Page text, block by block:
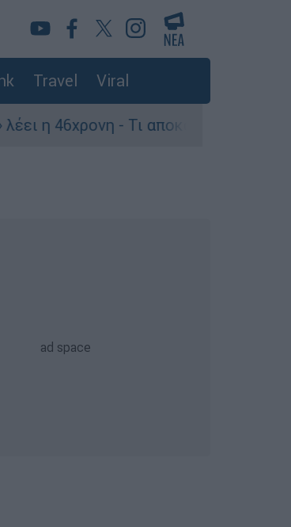
Travel Viral
- Τι αποκάλυψε στους